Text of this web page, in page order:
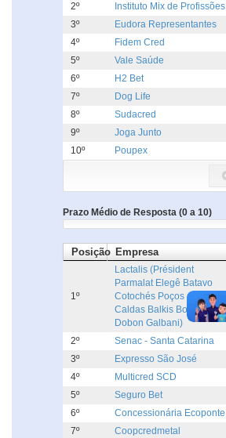
2º
Instituto Mix de Profissões
3º
Eudora Representantes
4º
Fidem Cred
5º
Vale Saúde
6º
H2 Bet
7º
Dog Life
8º
Sudacred
9º
Joga Junto
10º
Poupex
Prazo Médio de Resposta (0 a 10)
Posição Empresa
1º
Lactalis (Président
Parmalat Elegê Batavo
Cotochés Poços de
Caldas Balkis Boa Nata
Dobon Galbani)
2º Senac - Santa Catarina
3º
Expresso São José
4º
Multicred SCD
5º
Seguro Bet
6º
Concessionária Ecoponte
7º
Coopcredmetal